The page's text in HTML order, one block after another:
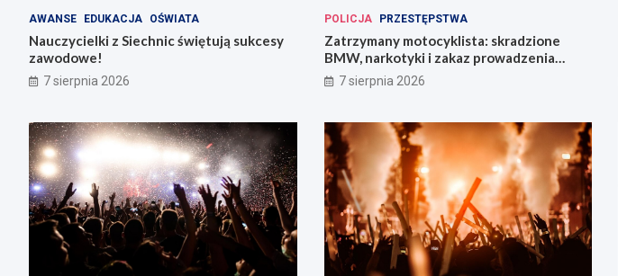
AWANSE EDUKACJA OŚWIATA
Nauczycielki z Siechnic świętują sukcesy
zawodowe!
7 sierpnia 2026
POLICJA PRZESTĘPSTWA
Zatrzymany motocyklista: skradzione
BMW, narkotyki i zakaz prowadzenia
pojazdów
7 sierpnia 2026